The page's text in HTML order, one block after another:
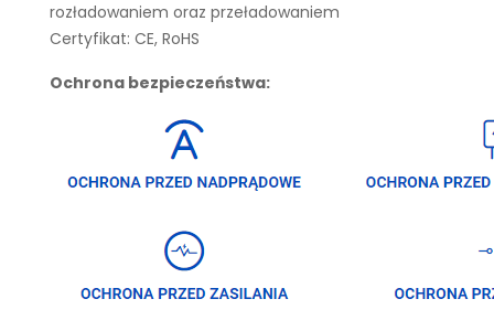
rozładowaniem oraz przeładowaniem
Certyfikat: CE, RoHS
Ochrona bezpieczeństwa: